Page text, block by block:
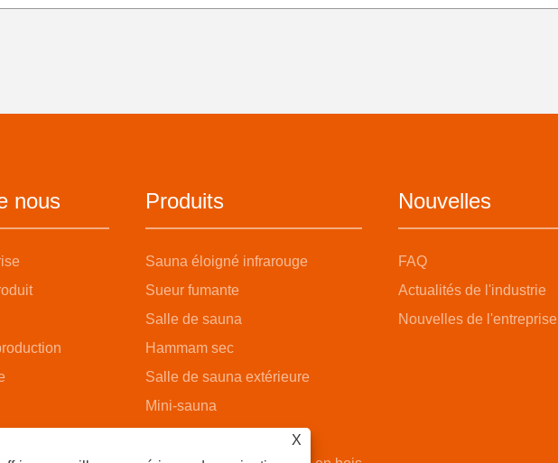
nous Produits
Sauna éloigné infrarouge
Sueur fumante
Salle de sauna
Hammam sec
Salle de sauna extérieure
Mini-sauna
Salle de sauna à vapeur
Nouvelles
FAQ
Actualités de l'industrie
Nouvelles de l'entreprise
X